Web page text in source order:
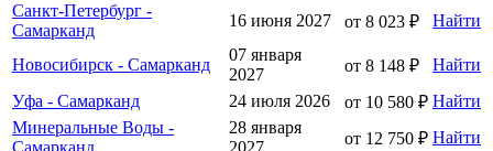
Санкт-Петербург -
Самарканд
16 июня 2027 от 8 023 ₽ Найти
Новосибирск - Самарканд
07 января
2027
от 8 148 ₽
Найти
Уфа - Самарканд
24 июля 2026 от 10 580 ₽ Найти
Минеральные Воды -
28 января
от 12 750 ₽ Найти